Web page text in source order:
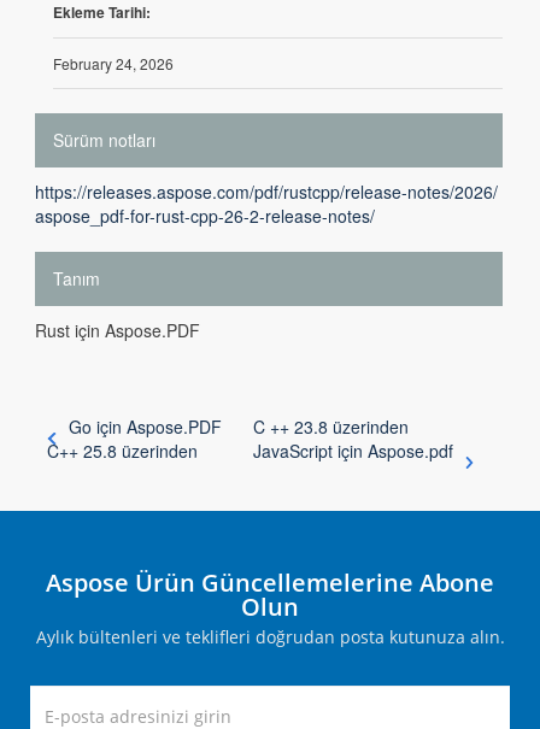
Ekleme Tarihi:
February 24, 2026
Sürüm notları
https://releases.aspose.com/pdf/rustcpp/release-notes/2026/
aspose_pdf-for-rust-cpp-26-2-release-notes/
Tanım
Rust için Aspose.PDF
Go için Aspose.PDF
C++ 25.8 üzerinden
C ++ 23.8 üzerinden
JavaScript için Aspose.pdf
Aspose Ürün Güncellemelerine Abone
Olun
Aylık bültenleri ve teklifleri doğrudan posta kutunuza alın.